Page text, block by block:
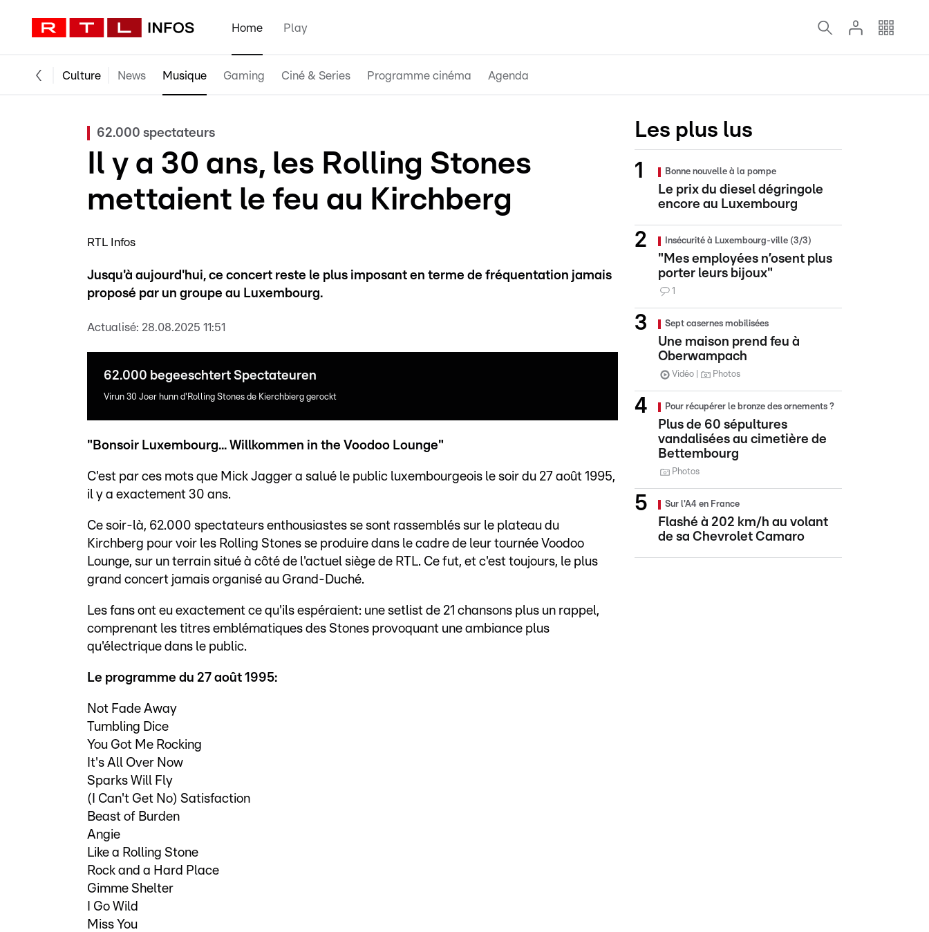
Home Play
Culture News Musique Gaming Ciné & Series Programme cinéma Agenda
62.000 spectateurs
Il y a 30 ans, les Rolling Stones
mettaient le feu au Kirchberg
RTL Infos
Jusqu'à aujourd'hui, ce concert reste le plus imposant en terme de fréquentation jamais
proposé par un groupe au Luxembourg.
Actualisé: 28.08.2025 11:51
62.000 begeeschtert Spectateuren
Virun 30 Joer hunn d'Rolling Stones de Kierchbierg gerockt
"Bonsoir Luxembourg... Willkommen in the Voodoo Lounge"
C'est par ces mots que Mick Jagger a salué le public luxembourgeois le soir du 27 août 1995,
il y a exactement 30 ans.
Ce soir-là, 62.000 spectateurs enthousiastes se sont rassemblés sur le plateau du
Kirchberg pour voir les Rolling Stones se produire dans le cadre de leur tournée Voodoo
Lounge, sur un terrain situé à côté de l'actuel siège de RTL. Ce fut, et c'est toujours, le plus
grand concert jamais organisé au Grand-Duché.
Les fans ont eu exactement ce qu'ils espéraient: une setlist de 21 chansons plus un rappel,
comprenant les titres emblématiques des Stones provoquant une ambiance plus
qu'électrique dans le public.
Le programme du 27 août 1995:
Not Fade Away
Tumbling Dice
You Got Me Rocking
It's All Over Now
Sparks Will Fly
(I Can't Get No) Satisfaction
Beast of Burden
Angie
Like a Rolling Stone
Rock and a Hard Place
Gimme Shelter
I Go Wild
Miss You
Les plus lus
Bonne nouvelle à la pompe
Le prix du diesel dégringole
encore au Luxembourg
Insécurité à Luxembourg-ville (3/3)
"Mes employées n’osent plus
porter leurs bijoux"
1
Sept casernes mobilisées
Une maison prend feu à
Oberwampach
Vidéo Photos
Pour récupérer le bronze des ornements ?
Plus de 60 sépultures
vandalisées au cimetière de
Bettembourg
Photos
Sur l'A4 en France
Flashé à 202 km/h au volant
de sa Chevrolet Camaro